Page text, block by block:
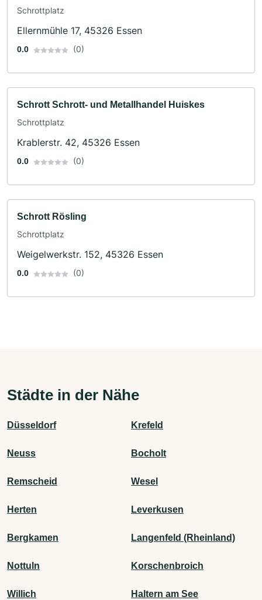
Schrottplatz
Ellernmühle 17, 45326 Essen
0.0 (0)
Schrott Schrott- und Metallhandel Huiskes
Schrottplatz
Krablerstr. 42, 45326 Essen
0.0 (0)
Schrott Rösling
Schrottplatz
Weigelwerkstr. 152, 45326 Essen
0.0 (0)
Städte in der Nähe
Düsseldorf Krefeld
Neuss Bocholt
Remscheid Wesel
Herten Leverkusen
Bergkamen Langenfeld (Rheinland)
Nottuln Korschenbroich
Willich Haltern am See